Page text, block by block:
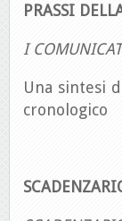
PRASSI
I
Una sintesi
cronologico